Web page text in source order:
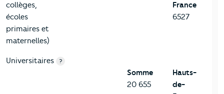
collèges,
écoles
primaires et
maternelles)
France
6527
Universitaires ?
Somme
20 655
Hauts-
de-